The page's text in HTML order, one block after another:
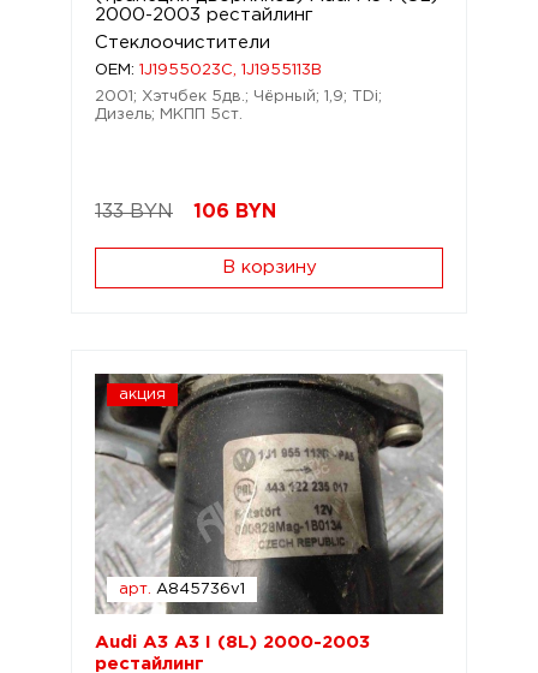
2000-2003 рестайлинг
Стеклоочистители
OEM: 1J1955023C, 1J1955113B
2001; Хэтчбек 5дв.; Чёрный; 1,9; TDi;
Дизель; МКПП 5ст.
133 BYN 106 BYN
В корзину
акция
арт. A845736v1
Audi A3 A3 I (8L) 2000-2003
рестайлинг